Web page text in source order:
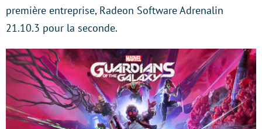
première entreprise, Radeon Software Adrenalin
21.10.3 pour la seconde.